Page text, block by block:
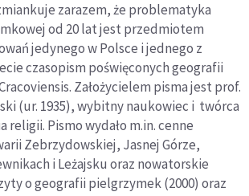
zarazem, że problematyka
od 20 lat jest przedmiotem
jedynego w Polsce i jednego z
czasopism poświęconych geografii
Założycielem pisma jest prof.
(ur. 1935), wybitny naukowiec i twórca
Pismo wydało m.in. cenne
Zebrzydowskiej, Jasnej Górze,
i Leżajsku oraz nowatorskie
o geografii pielgrzymek (2000) oraz